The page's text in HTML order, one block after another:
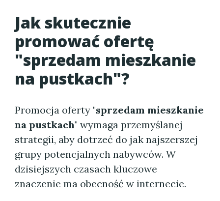
Jak skutecznie
promować ofertę
"sprzedam mieszkanie
na pustkach"?
Promocja oferty "sprzedam mieszkanie
na pustkach" wymaga przemyślanej
strategii, aby dotrzeć do jak najszerszej
grupy potencjalnych nabywców. W
dzisiejszych czasach kluczowe
znaczenie ma obecność w internecie.